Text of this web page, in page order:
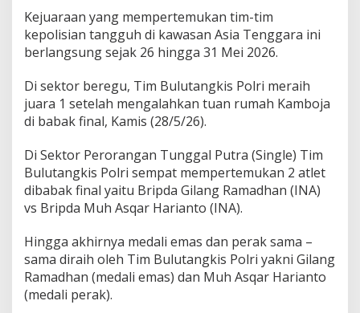
2
P
e
k
S
E
P
l
i
c
B
a
d
m
Kejuaraan yang mempertemukan tim-tim
kepolisian tangguh di kawasan Asia Tenggara ini
berlangsung sejak 26 hingga 31 Mei 2026.
Di sektor beregu, Tim Bulutangkis Polri meraih
juara 1 setelah mengalahkan tuan rumah Kamboja
di babak final, Kamis (28/5/26).
Di Sektor Perorangan Tunggal Putra (Single) Tim
Bulutangkis Polri sempat mempertemukan 2 atlet
dibabak final yaitu Bripda Gilang Ramadhan (INA)
vs Bripda Muh Asqar Harianto (INA).
Hingga akhirnya medali emas dan perak sama –
sama diraih oleh Tim Bulutangkis Polri yakni Gilang
Ramadhan (medali emas) dan Muh Asqar Harianto
(medali perak).